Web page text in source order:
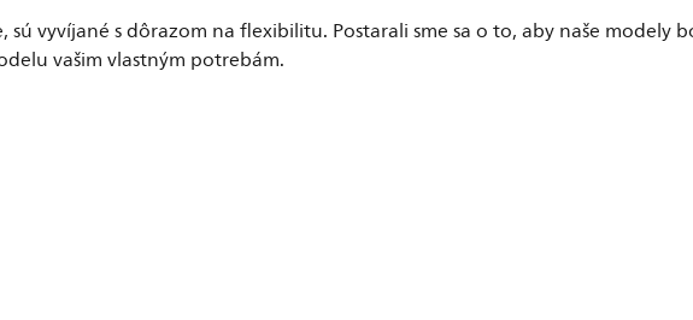
sú vyvíjané s dôrazom na flexibilitu. Postarali sme sa o to, aby naše modely
vašim vlastným potrebám.